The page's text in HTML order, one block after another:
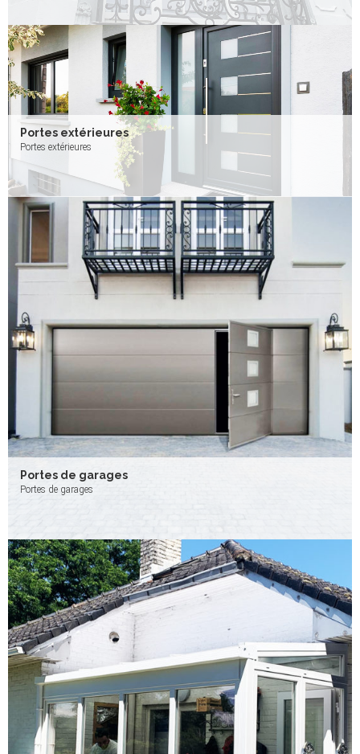
Portes extérieures
Portes extérieures
Portes de garages
Portes de garages